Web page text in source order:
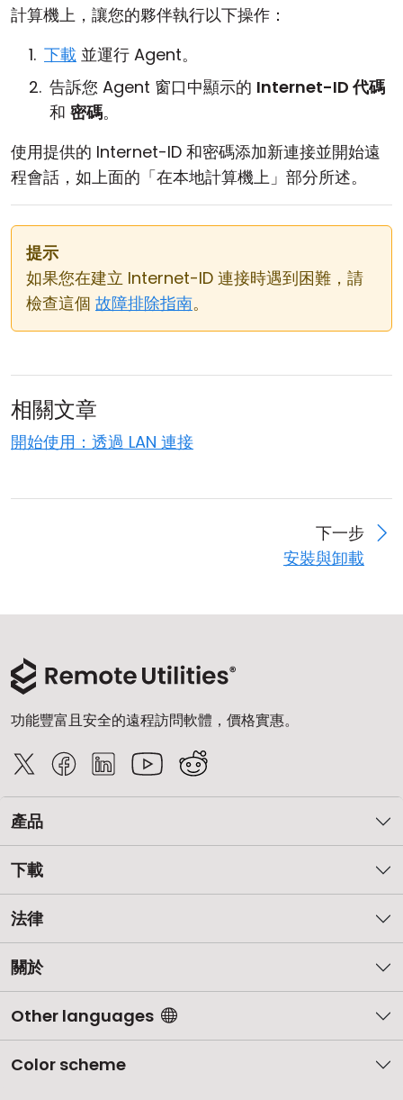
計算機上，讓您的夥伴執行以下操作：
下載 並運行 Agent。
告訴您 Agent 窗口中顯示的 Internet-ID 代碼
和 密碼。
使用提供的 Internet-ID 和密碼添加新連接並開始遠
程會話，如上面的「在本地計算機上」部分所述。
提示
如果您在建立 Internet-ID 連接時遇到困難，請
檢查這個 故障排除指南。
相關文章
開始使用：透過 LAN 連接
下一步
安裝與卸載
功能豐富且安全的遠程訪問軟體，價格實惠。
產品
下載
法律
關於
Other languages
Color scheme